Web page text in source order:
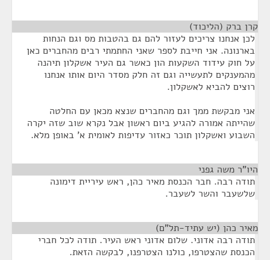
קרן ברק (הליכוד)
לכן אנחנו צריכים לעזור להם גם בהטבות מס וגם הנחות
בארנונה. אני חייבת לספר שאני החתמתי רבים מהחברים כאן
על חוק עידוד השקעות הון כאשר גם העיר אשקלון תיהנה
מהמענקים לתעשייה וגם זה חלק מסדר היום אותו אנחנו
רוצים להביא לאשקלון.
אני מבקשת ממך וגם מהחברים שנצא מכאן עם החלטה
שהייתה אמורה להגיע ביום ראשון אבל נקרא שוב שזה יקרה
השבוע ואשקלון תוכר כאזור עדיפות לאומית א' באופן מלא.
היו"ר משה גפני
תודה רבה. חבר הכנסת מאיר כהן, ראש עיריית דימונה
שלשעבר והשר לשעבר.
מאיר כהן (יש עתיד-תל"ם)
תודה רבה אדוני. שלום אדוני ראש העיר. תודה לכל חברי
הכנסת שהצטרפו, כולנו הצטרפנו, לבקשה הזאת.